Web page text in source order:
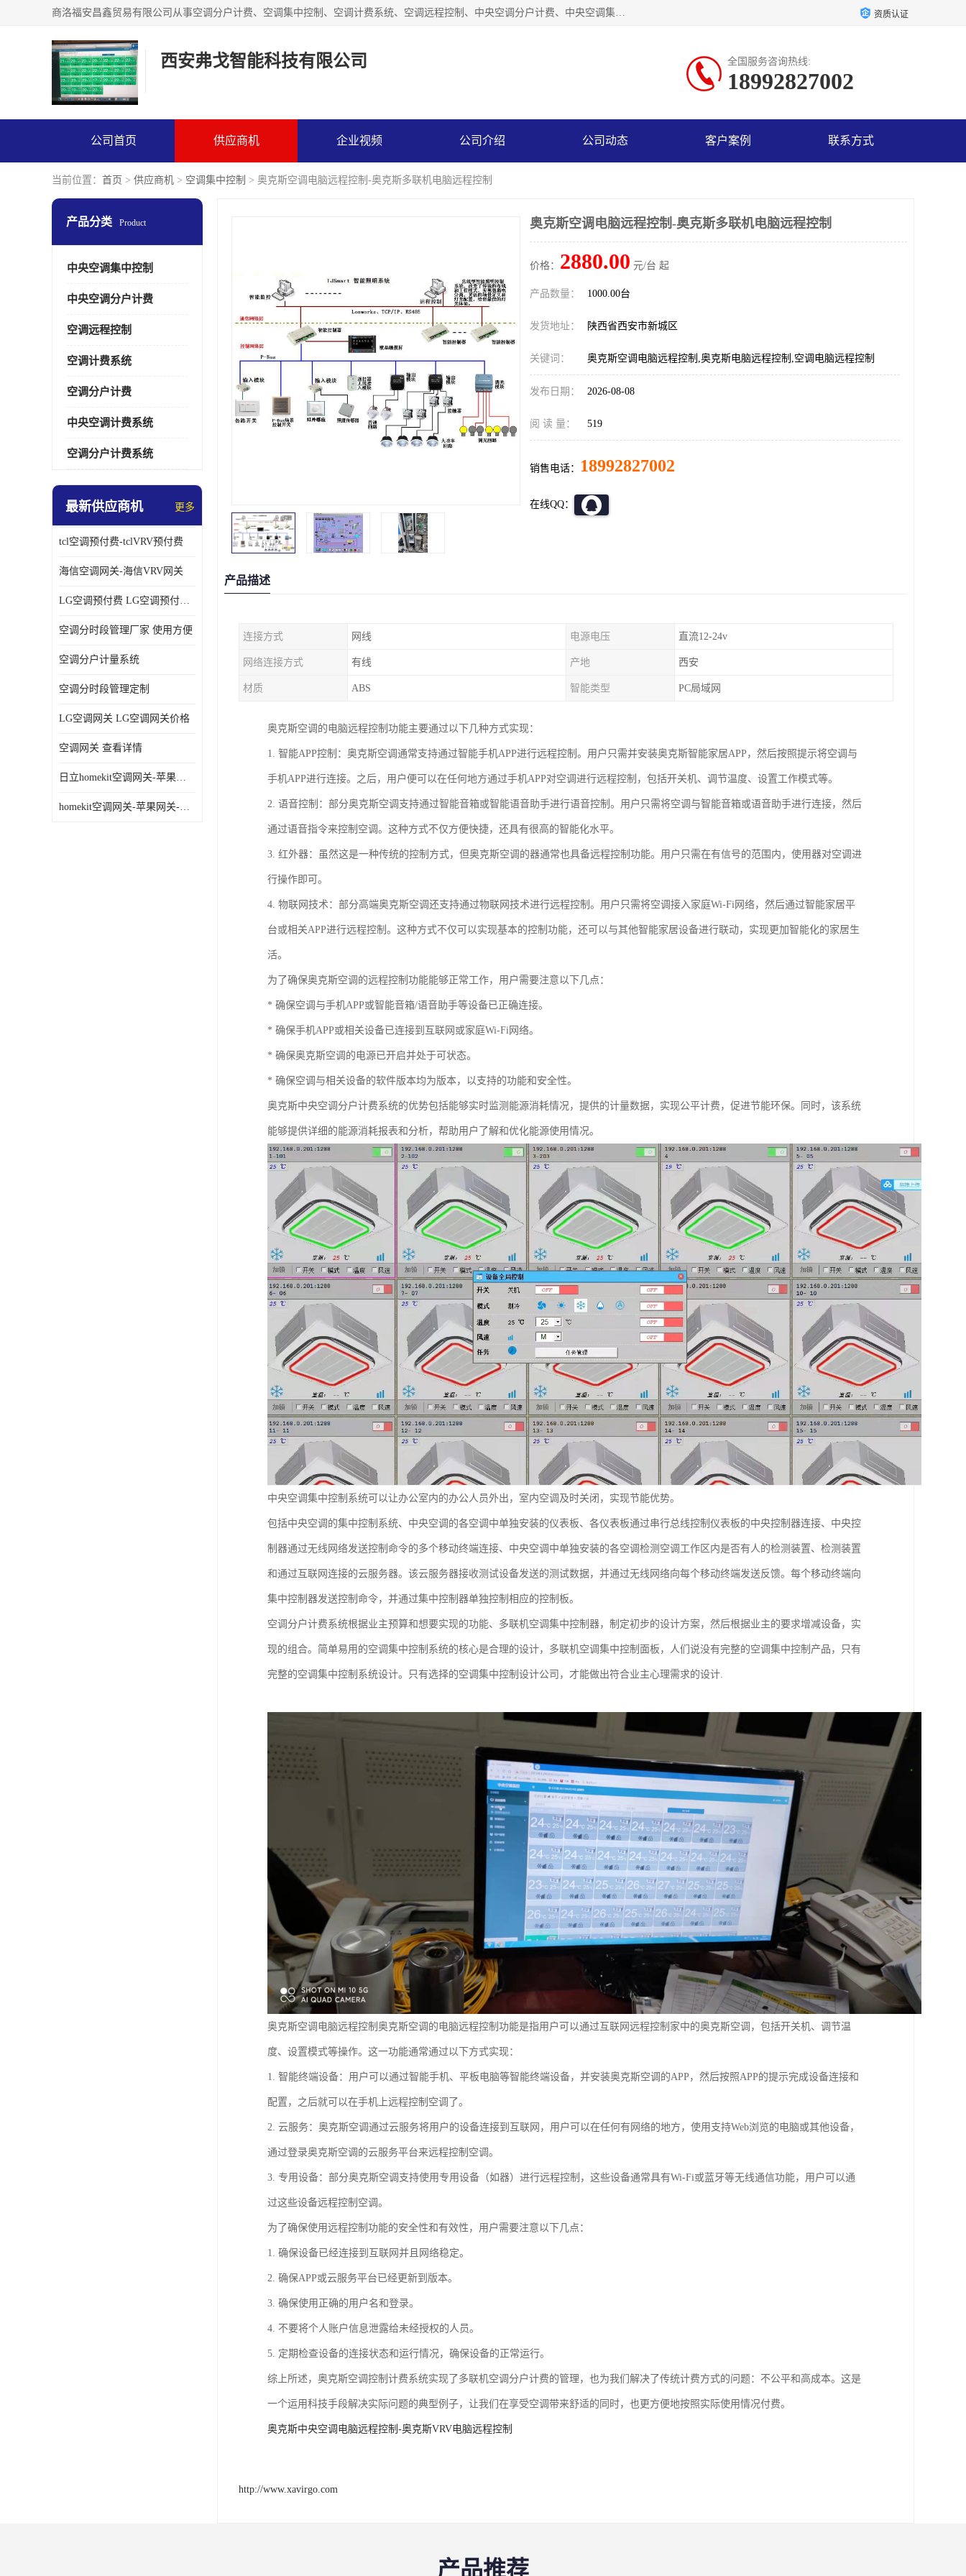
商洛福安昌鑫贸易有限公司从事空调分户计费、空调集中控制、空调计费系统、空调远程控制、中央空调分户计费、中央空调集中控制等产品的销售与安装。。语音控制，解放双手，让用户畅享安全、健康、便利、舒适、节能、愉悦的物联网智慧生活，我们竭诚为您提供住宅、别墅、公寓的智能家居化、智能办公化，智能酒店的解决方案。 资质认证
西安弗戈智能科技有限公司 全国服务咨询热线:
18992827002
公司首页 供应商机 企业视频 公司介绍 公司动态 客户案例 联系方式
当前位置： 首页 > 供应商机 > 空调集中控制 > 奥克斯空调电脑远程控制-奥克斯多联机电脑远程控制
产品分类 Product
中央空调集中控制
中央空调分户计费
空调远程控制
空调计费系统
空调分户计费
中央空调计费系统
空调分户计费系统
最新供应商机 更多
tcl空调预付费-tclVRV预付费
海信空调网关-海信VRV网关
LG空调预付费 LG空调预付费方案
空调分时段管理厂家 使用方便
空调分户计量系统
空调分时段管理定制
LG空调网关 LG空调网关价格
空调网关 查看详情
日立homekit空调网关-苹果网关-homekit空调网关
homekit空调网关-苹果网关-三星homekit空调网关
奥克斯空调电脑远程控制-奥克斯多联机电脑远程控制
价格： 2880.00 元/台 起
产品数量： 1000.00台
发货地址： 陕西省西安市新城区
关键词： 奥克斯空调电脑远程控制,奥克斯电脑远程控制,空调电脑远程控制
发布日期： 2026-08-08
阅 读 量： 519
销售电话： 18992827002
在线QQ：
产品描述
连接方式 网线 电源电压 直流12-24v
网络连接方式 有线 产地 西安
材质 ABS 智能类型 PC局域网
奥克斯空调的电脑远程控制功能主要通过以下几种方式实现：
1. 智能APP控制：奥克斯空调通常支持通过智能手机APP进行远程控制。用户只需并安装奥克斯智能家居APP，然后按照提示将空调与
手机APP进行连接。之后，用户便可以在任何地方通过手机APP对空调进行远程控制，包括开关机、调节温度、设置工作模式等。
2. 语音控制：部分奥克斯空调支持通过智能音箱或智能语音助手进行语音控制。用户只需将空调与智能音箱或语音助手进行连接，然后
通过语音指令来控制空调。这种方式不仅方便快捷，还具有很高的智能化水平。
3. 红外器：虽然这是一种传统的控制方式，但奥克斯空调的器通常也具备远程控制功能。用户只需在有信号的范围内，使用器对空调进
行操作即可。
4. 物联网技术：部分高端奥克斯空调还支持通过物联网技术进行远程控制。用户只需将空调接入家庭Wi-Fi网络，然后通过智能家居平
台或相关APP进行远程控制。这种方式不仅可以实现基本的控制功能，还可以与其他智能家居设备进行联动，实现更加智能化的家居生
活。
为了确保奥克斯空调的远程控制功能能够正常工作，用户需要注意以下几点：
* 确保空调与手机APP或智能音箱/语音助手等设备已正确连接。
* 确保手机APP或相关设备已连接到互联网或家庭Wi-Fi网络。
* 确保奥克斯空调的电源已开启并处于可状态。
* 确保空调与相关设备的软件版本均为版本，以支持的功能和安全性。
奥克斯中央空调分户计费系统的优势包括能够实时监测能源消耗情况，提供的计量数据，实现公平计费，促进节能环保。同 时，该系统
能够提供详细的能源消耗报表和分析，帮助用户了解和优化能源使用情况。
中央空调集中控制系统可以让办公室内的办公人员外出，室内空调及时关闭，实现节能优势。
包括中央空调的集中控制系统、中央空调的各空调中单独安装的仪表板、各仪表板通过串行总线控制仪表板的中央控制器连接、中央控
制器通过无线网络发送控制命令的多个移动终端连接、中央空调中单独安装的各空调检测空调工作区内是否有人的检测装置、检测装置
和通过互联网连接的云服务器。该云服务器接收测试设备发送的测试数据，并通过无线网络向每个移动终端发送反馈。每个移动终端向
集中控制器发送控制命令，并通过集中控制器单独控制相应的控制板。
空调分户计费系统根据业主预算和想要实现的功能、多联机空调集中控制器，制定初步的设计方案，然后根据业主的要求增减设备，实
现的组合。简单易用的空调集中控制系统的核心是合理的设计，多联机空调集中控制面板，人们说没有完整的空调集中控制产品，只有
完整的空调集中控制系统设计。只有选择的空调集中控制设计公司，才能做出符合业主心理需求的设计.
奥克斯空调电脑远程控制奥克斯空调的电脑远程控制功能是指用户可以通过互联网远程控制家中的奥克斯空调，包括开关机、调节温
度、设置模式等操作。这一功能通常通过以下方式实现：
1. 智能终端设备：用户可以通过智能手机、平板电脑等智能终端设备，并安装奥克斯空调的APP，然后按照APP的提示完成设备连接和
配置，之后就可以在手机上远程控制空调了。
2. 云服务：奥克斯空调通过云服务将用户的设备连接到互联网，用户可以在任何有网络的地方，使用支持Web浏览的电脑或其他设备，
通过登录奥克斯空调的云服务平台来远程控制空调。
3. 专用设备：部分奥克斯空调支持使用专用设备（如器）进行远程控制，这些设备通常具有Wi-Fi或蓝牙等无线通信功能，用户可以通
过这些设备远程控制空调。
为了确保使用远程控制功能的安全性和有效性，用户需要注意以下几点：
1. 确保设备已经连接到互联网并且网络稳定。
2. 确保APP或云服务平台已经更新到版本。
3. 确保使用正确的用户名和登录。
4. 不要将个人账户信息泄露给未经授权的人员。
5. 定期检查设备的连接状态和运行情况，确保设备的正常运行。
综上所述，奥克斯空调控制计费系统实现了多联机空调分户计费的管理，也为我们解决了传统计费方式的问题：不公平和高成本。这是
一个运用科技手段解决实际问题的典型例子，让我们在享受空调带来舒适的同时，也更方便地按照实际使用情况付费。
奥克斯中央空调电脑远程控制-奥克斯VRV电脑远程控制
http://www.xavirgo.com
产品推荐